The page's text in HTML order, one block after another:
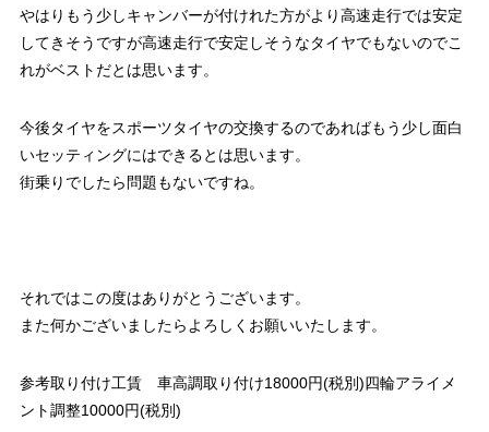
やはりもう少しキャンバーが付けれた方がより高速走行では安定
してきそうですが高速走行で安定しそうなタイヤでもないのでこ
れがベストだとは思います。
今後タイヤをスポーツタイヤの交換するのであればもう少し面白
いセッティングにはできるとは思います。
街乗りでしたら問題もないですね。
それではこの度はありがとうございます。
また何かございましたらよろしくお願いいたします。
参考取り付け工賃 車高調取り付け18000円(税別)四輪アライメ
ント調整10000円(税別)